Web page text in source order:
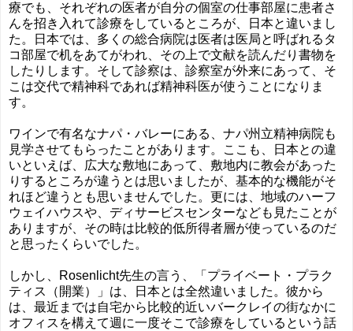
療でも、それぞれの医者が自分の個室の仕事部屋に患者さ
んを招き入れて診療をしているところが、日本と違いまし
た。日本では、多くの総合病院は医者は医局と呼ばれるタ
コ部屋で机をあてがわれ、その上で文献を読んだり書物を
したりします。そして診察は、診察室が外来にあって、そ
こは交代で精神科であれば精神科医が使うことになりま
す。
ワインで有名なナパ・バレーにある、ナパ州立精神病院も
見学させてもらったことがあります。ここも、日本との違
いといえば、広大な敷地にあって、敷地内に教会があった
りするところが違うとは思いましたが、基本的な機能がそ
れほど違うとも思いませんでした。更には、地域のハーフ
ウェイハウスや、ディサービスセンターなども見たことが
ありますが、その時は比較的低所得者層が使っているのだ
と思ったくらいでした。
しかし、Rosenlicht先生の言う、「プライベート・プラク
ティス（開業）」は、日本とは全然違いました。彼から
は、最近までは自宅から比較的近いバークレイの街なかに
オフィスを構えて週に一度そこで診療をしているという話